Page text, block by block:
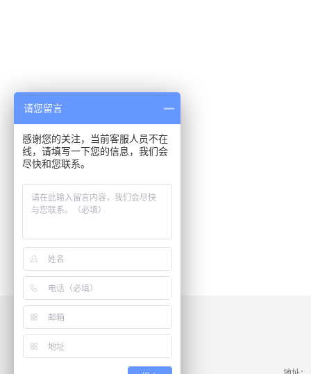
请您留言
感谢您的关注，当前客服人员不在
线，请填写一下您的信息，我们会
尽快和您联系。